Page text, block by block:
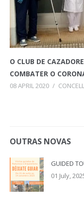
O CLUB DE
COMBATER O
08 APRIL 2020 /
OUTRAS NOVAS
GUIDED
01 July,